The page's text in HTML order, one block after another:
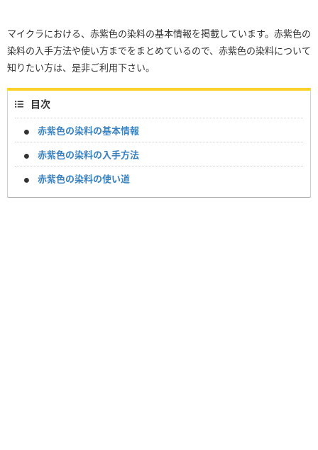
マイクラにおける、赤紫色の染料の基本情報を掲載しています。赤紫色の
染料の入手方法や使い方までをまとめているので、赤紫色の染料について
知りたい方は、是非ご利用下さい。
目次
赤紫色の染料の基本情報
赤紫色の染料の入手方法
赤紫色の染料の使い道